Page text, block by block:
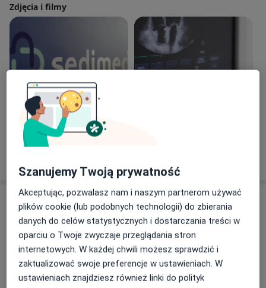
pracując na oddziałach kardiologicznych, chorób
wewnętrznych, w tym z pododdziałem nadciśnienia
tętniczego, a także Szpitalnych Oddziałach
Ratunkowych oraz w Nocnej i Świątecznej Pomocy
Lekarskiej. Uczestnik wielu kursów doszkalających,
warsztatów, konferencji krajowych i zagranicznych, w
tym z zakresu echokardiografii, ultrasonografii tętnic
dogłowowych, usg płuc i kardiologii inwazyjnej.
Prywatnie mąż i ojciec dwójki dzieci, pasjonat
numizmatyki oraz historii Pomorza Zachodniego.
Zdjęcia i filmy
Zobacz galerię (6)
Usługi i ceny
Konsultacja kardiologiczna + EKG
350 zł Szczegóły Umów wizytę
ECHO serca dorośli
Umów wizytę
Szanujemy Twoją prywatność
Akceptując, pozwalasz nam i naszym partnerom używać
plików cookie (lub podobnych technologii) do zbierania
danych do celów statystycznych i dostarczania treści w
oparciu o Twoje zwyczaje przeglądania stron
internetowych. W każdej chwili możesz sprawdzić i
zaktualizować swoje preferencje w ustawieniach. W
ustawieniach znajdziesz również linki do polityk